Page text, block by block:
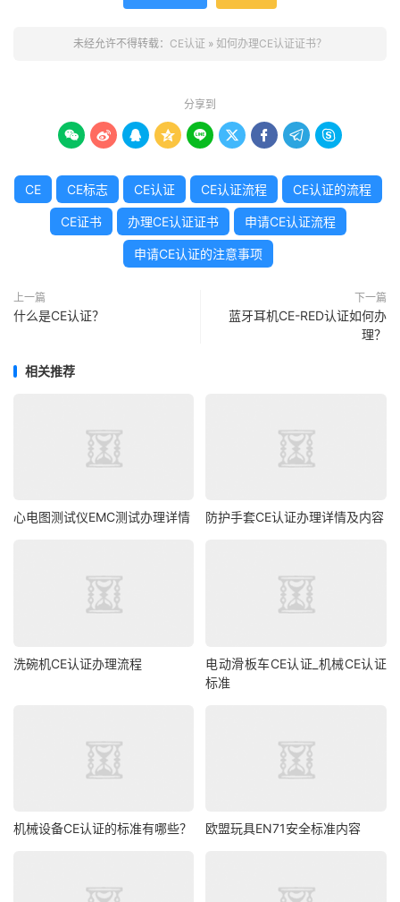
未经允许不得转载： CE认证 » 如何办理CE认证证书？
分享到
        
CE CE标志 CE认证 CE认证流程 CE认证的流程
CE证书 办理CE认证证书 申请CE认证流程
申请CE认证的注意事项
上一篇
什么是CE认证？
下一篇
蓝牙耳机CE-RED认证如何办
理？
相关推荐
心电图测试仪EMC测试办理详情 防护手套CE认证办理详情及内容
洗碗机CE认证办理流程
电动滑板车CE认证_机械CE认证
标准
机械设备CE认证的标准有哪些？ 欧盟玩具EN71安全标准内容